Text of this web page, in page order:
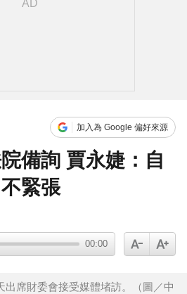
加入為 Google 偏好來源
備詢 賈永婕：自
緊張
00:00
出席財委會接受媒體堵訪。（圖／中